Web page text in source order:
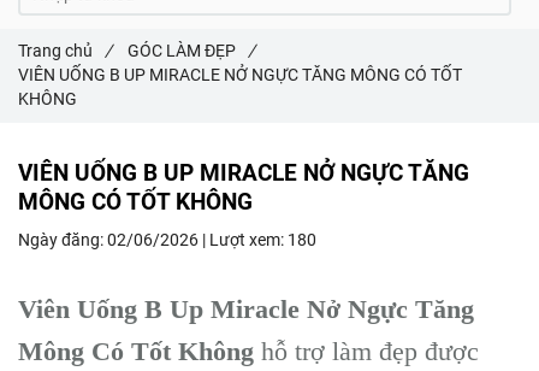
VIÊN UỐNG B UP MIRACLE NỞ NGỰC TĂNG
MÔNG CÓ TỐT KHÔNG
Ngày đăng:02/06/2026 | Lượt xem: 180
Viên Uống B Up Miracle Nở Ngực Tăng
Mông Có Tốt Không hỗ trợ làm đẹp được
Trang chủ / GÓC LÀM ĐẸP /
VIÊN UỐNG B UP MIRACLE NỞ NGỰC TĂNG MÔNG CÓ TỐT
KHÔNG